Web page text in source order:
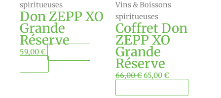
spiritueuses
Don ZEPP XO
Grande
Réserve
59,00€
Vins & Boissons
spiritueuses
Coffret Don
ZEPP XO
Grande
Réserve
66,00€65,00€